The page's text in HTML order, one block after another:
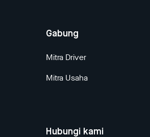
Gabung
Mitra Driver
Mitra Usaha
Hubungi kami